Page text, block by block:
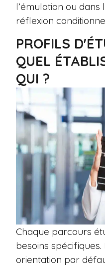
l’émulation ou
réflexion
PROFILS
QUEL
QUI ?
Chaque parcours
besoins
orientation par